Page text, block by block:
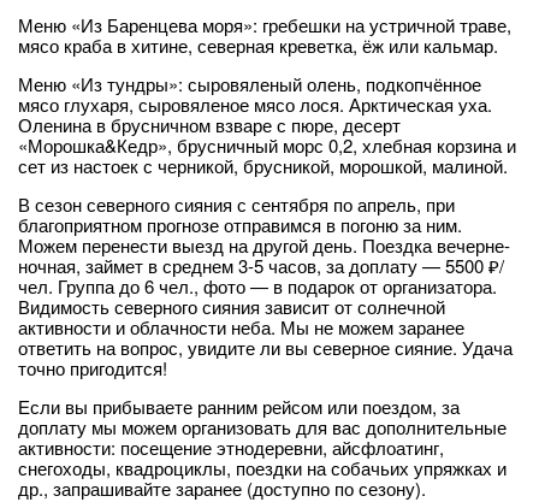
Меню «Из Баренцева моря»: гребешки на устричной траве,
мясо краба в хитине, северная креветка, ёж или кальмар.
Меню «Из тундры»: сыровяленый олень, подкопчённое
мясо глухаря, сыровяленое мясо лося. Арктическая уха.
Оленина в брусничном взваре с пюре, десерт
«Морошка&Кедр», брусничный морс 0,2, хлебная корзина и
сет из настоек с черникой, брусникой, морошкой, малиной.
В сезон северного сияния с сентября по апрель, при
благоприятном прогнозе отправимся в погоню за ним.
Можем перенести выезд на другой день. Поездка вечерне-
ночная, займет в среднем 3-5 часов, за доплату — 5500 ₽/
чел. Группа до 6 чел., фото — в подарок от организатора.
Видимость северного сияния зависит от солнечной
активности и облачности неба. Мы не можем заранее
ответить на вопрос, увидите ли вы северное сияние. Удача
точно пригодится!
Если вы прибываете ранним рейсом или поездом, за
доплату мы можем организовать для вас дополнительные
активности: посещение этнодеревни, айсфлоатинг,
снегоходы, квадроциклы, поездки на собачьих упряжках и
др., запрашивайте заранее (доступно по сезону).